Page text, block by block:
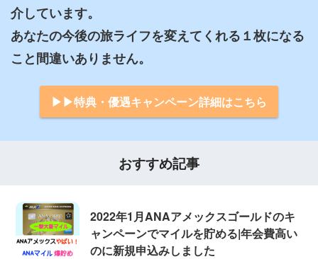
介しています。
あなたの今後の旅ライフを変えてくれる１枚になる
▶︎▶︎特典・優遇キャンペーン詳細はこちら
おすすめ記事
2022年1月ANAアメックスゴールドのキ
ャンペーンでマイルを貯める|年会費高い
のに新規申込みしました